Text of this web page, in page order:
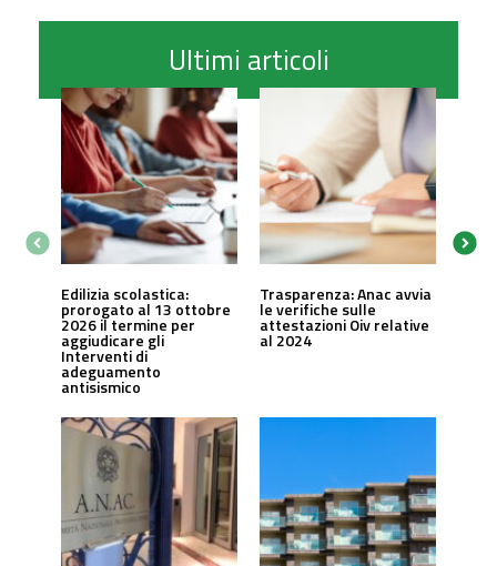
Ultimi articoli
Edilizia scolastica:
prorogato al 13 ottobre
2026 il termine per
aggiudicare gli
Interventi di
adeguamento
antisismico
Trasparenza: Anac avvia
le verifiche sulle
attestazioni Oiv relative
al 2024